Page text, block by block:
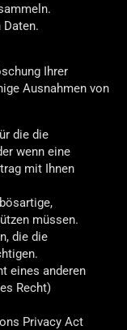
Ihrer
Ausnahmen von
die die
wenn eine
mit Ihnen
müssen.
die die
eines anderen
Recht)
Privacy Act